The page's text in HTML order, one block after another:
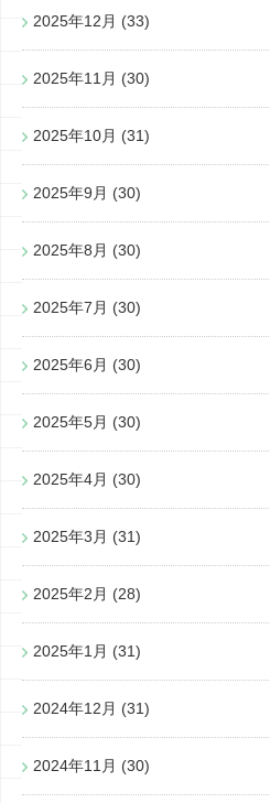
2025年12月 (33)
2025年11月 (30)
2025年10月 (31)
2025年9月 (30)
2025年8月 (30)
2025年7月 (30)
2025年6月 (30)
2025年5月 (30)
2025年4月 (30)
2025年3月 (31)
2025年2月 (28)
2025年1月 (31)
2024年12月 (31)
2024年11月 (30)